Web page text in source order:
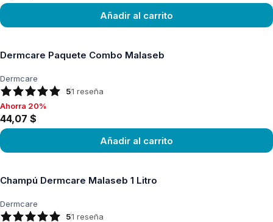
Añadir al carrito
Dermcare Paquete Combo Malaseb
Dermcare
51 reseña
Ahorra 20%, 44,07 $
Ahorra 20%
44,07 $
Añadir al carrito
Champú Dermcare Malaseb 1 Litro
Dermcare
51 reseña